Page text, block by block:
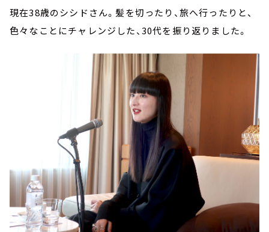
現在38歳のシシドさん。髪を切ったり、旅へ行ったりと、
色々なことにチャレンジした、30代を振り返りました。